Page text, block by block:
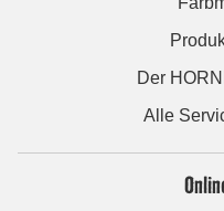
Der
Alle